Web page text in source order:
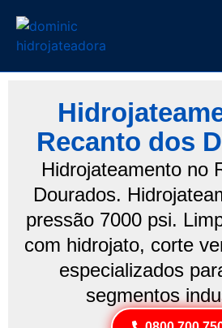
Recanto dos
Hidrojateamento no
Dourados.
pressão 7000 psi.
com hidrojato, corte
especializados
segmentos